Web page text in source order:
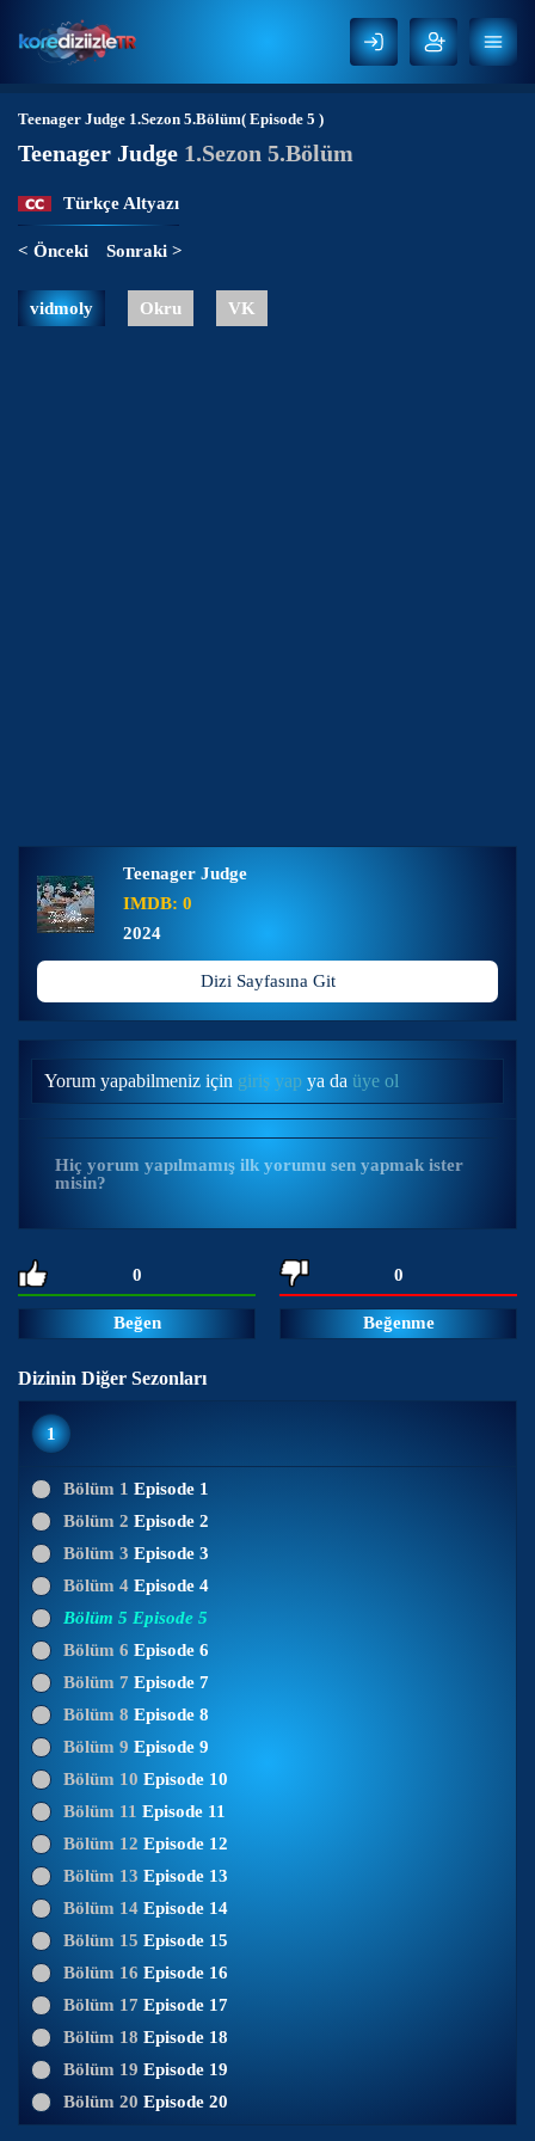
Teenager Judge 1.Sezon 5.Bölüm( Episode 5 )
Teenager Judge 1.Sezon 5.Bölüm
Türkçe Altyazı
< Önceki Sonraki >
vidmoly Okru VK
Teenager Judge
IMDB: 0
2024
Dizi Sayfasına Git
Yorum yapabilmeniz için giriş yap ya da üye ol
Hiç yorum yapılmamış ilk yorumu sen yapmak ister
misin?
0
Beğen
0
Beğenme
Dizinin Diğer Sezonları
1
Bölüm 1 Episode 1
Bölüm 2 Episode 2
Bölüm 3 Episode 3
Bölüm 4 Episode 4
Bölüm 5 Episode 5
Bölüm 6 Episode 6
Bölüm 7 Episode 7
Bölüm 8 Episode 8
Bölüm 9 Episode 9
Bölüm 10 Episode 10
Bölüm 11 Episode 11
Bölüm 12 Episode 12
Bölüm 13 Episode 13
Bölüm 14 Episode 14
Bölüm 15 Episode 15
Bölüm 16 Episode 16
Bölüm 17 Episode 17
Bölüm 18 Episode 18
Bölüm 19 Episode 19
Bölüm 20 Episode 20